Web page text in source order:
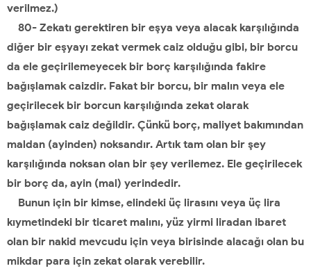
verilmez.)
80- Zekatı gerektiren bir eşya veya alacak karşılığında
diğer bir eşyayı zekat vermek caiz olduğu gibi, bir borcu
da ele geçirilemeyecek bir borç karşılığında fakire
bağışlamak caizdir. Fakat bir borcu, bir malın veya ele
geçirilecek bir borcun karşılığında zekat olarak
bağışlamak caiz değildir. Çünkü borç, maliyet bakımından
maldan (ayinden) noksandır. Artık tam olan bir şey
karşılığında noksan olan bir şey verilemez. Ele geçirilecek
bir borç da, ayin (mal) yerindedir.
Bunun için bir kimse, elindeki üç lirasını veya üç lira
kıymetindeki bir ticaret malını, yüz yirmi liradan ibaret
olan bir nakid mevcudu için veya birisinde alacağı olan bu
mikdar para için zekat olarak verebilir.